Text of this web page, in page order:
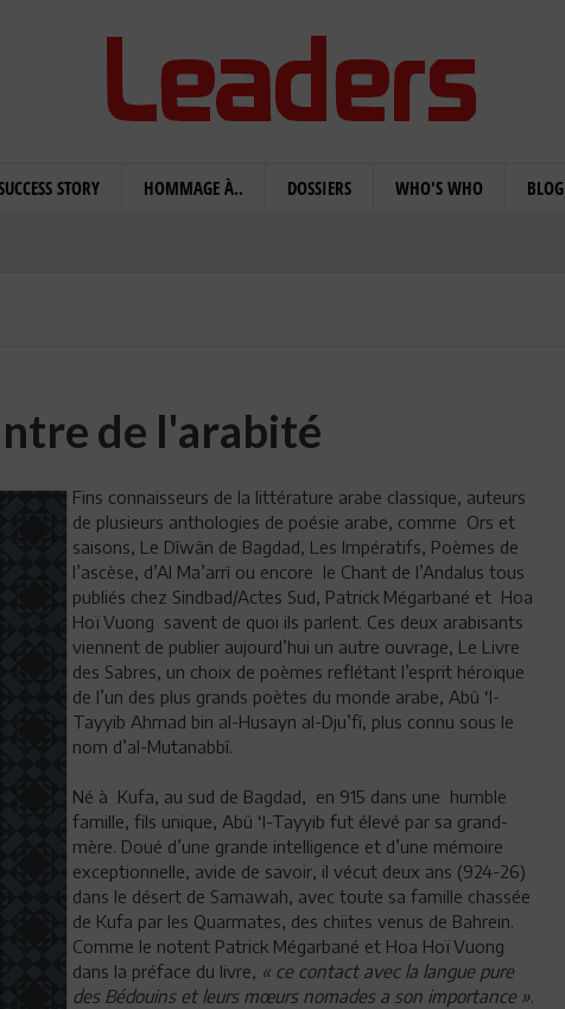
STORY HOMMAGE À.. DOSSIERS WHO'S WHO BLOG
de l'arabité
Fins connaisseurs de la littérature arabe classique, auteurs
de plusieurs anthologies de poésie arabe, comme Ors et
saisons, Le Dîwân de Bagdad, Les Impératifs, Poèmes de
l’ascèse, d’Al Ma’arrî ou encore le Chant de l’Andalus tous
publiés chez Sindbad/Actes Sud, Patrick Mégarbané et Hoa
Hoï Vuong savent de quoi ils parlent. Ces deux arabisants
viennent de publier aujourd’hui un autre ouvrage, Le Livre
des Sabres, un choix de poèmes reflétant l’esprit héroïque
de l’un des plus grands poètes du monde arabe, Abû ‘I-
Tayyib Ahmad bin al-Husayn al-Dju’fî, plus connu sous le
nom d’al-Mutanabbî.
Né à Kufa, au sud de Bagdad, en 915 dans une humble
famille, fils unique, Abû ‘I-Tayyib fut élevé par sa grand-
mère. Doué d’une grande intelligence et d’une mémoire
exceptionnelle, avide de savoir, il vécut deux ans (924-26)
dans le désert de Samawah, avec toute sa famille chassée
de Kufa par les Quarmates, des chiites venus de Bahrein.
Comme le notent Patrick Mégarbané et Hoa Hoï Vuong
dans la préface du livre, « ce contact avec la langue pure
des Bédouins et leurs mœurs nomades a son importance ».